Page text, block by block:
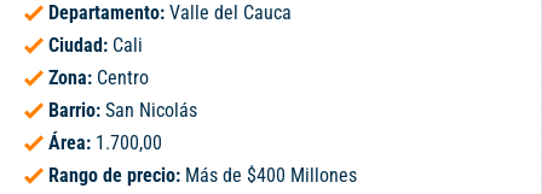
Departamento: Valle del Cauca
Ciudad: Cali
Zona: Centro
Barrio: San Nicolás
Área: 1.700,00
Rango de precio: Más de $400 Millones